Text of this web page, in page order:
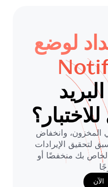
لوضع
المخزون، وانخفاض
لتحقيق الإيرادات
بك منخفضًا أو
الآن